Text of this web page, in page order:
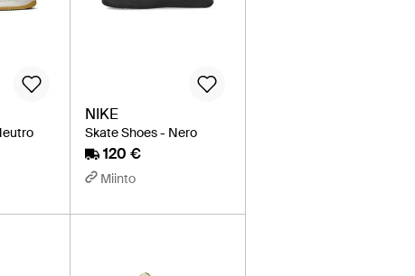
NIKE
Skate Shoes - Nero
120 €
Miinto